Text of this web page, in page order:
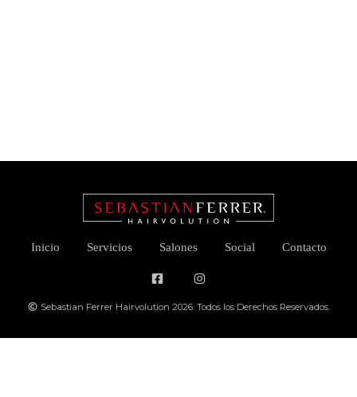
Inicio Servicios Salones Social Contacto
Sebastian Ferrer Hairvolution 2026. Todos los Derechos Reservados.